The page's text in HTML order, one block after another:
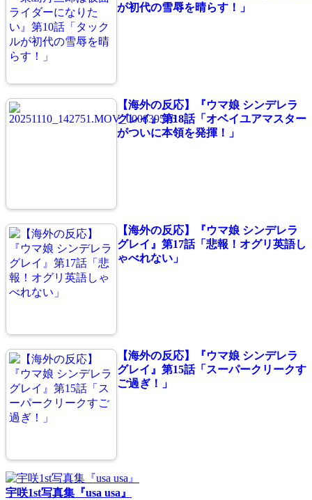
が初代の雪辱を晴らす！」
【海外の反応】『ウマ娘 シンデレラ
グレイ』第18話「オベイユアマスター
がついに本領を発揮！」
【海外の反応】『ウマ娘 シンデレラ
グレイ』第17話「悲報！オグリ英語し
ゃべれない」
【海外の反応】『ウマ娘 シンデレラ
グレイ』第15話「スーパークリークす
ご過ぎ！」
宇咲1st写真集『usa usa』